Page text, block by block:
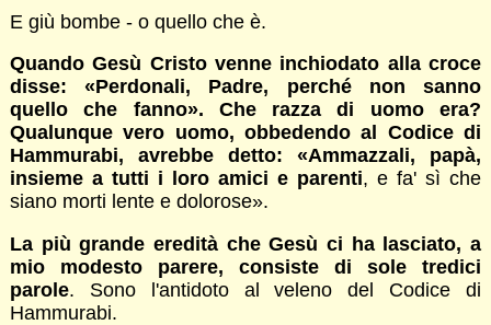
E giù bombe - o quello che è.
Quando Gesù Cristo venne inchiodato alla croce
disse: «Perdonali, Padre, perché non sanno
quello che fanno». Che razza di uomo era?
Qualunque vero uomo, obbedendo al Codice di
Hammurabi, avrebbe detto: «Ammazzali, papà,
insieme a tutti i loro amici e parenti, e fa' sì che
siano morti lente e dolorose».
La più grande eredità che Gesù ci ha lasciato, a
mio modesto parere, consiste di sole tredici
parole. Sono l'antidoto al veleno del Codice di
Hammurabi.